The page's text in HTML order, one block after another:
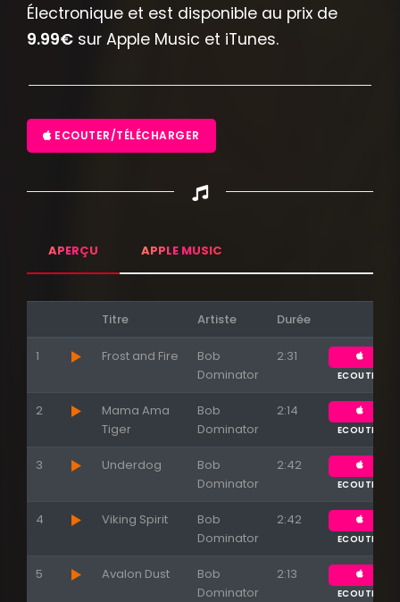
Appuyez sur ENTREE pour valider...
Électronique et est disponible au prix de
9.99€ sur Apple Music et iTunes.
ECOUTER/TÉLÉCHARGER
APERÇU APPLE MUSIC
Titre Artiste Durée
1 Frost and Fire
Bob
Dominator
2:31
ECOUTER
2
Mama Ama
Tiger
Bob
Dominator
2:14
ECOUTER
3 Underdog
Bob
Dominator
2:42
ECOUTER
4 Viking Spirit
Bob
Dominator
2:42
ECOUTER
5 Avalon Dust
Bob
Dominator
2:13
ECOUTER